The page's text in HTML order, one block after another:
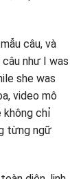
câu, và
như I was
she was
video mô
không chỉ
từng ngữ